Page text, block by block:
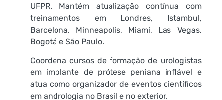
UFPR. Mantém atualização contínua com
treinamentos em Londres, Istambul,
Barcelona, Minneapolis, Miami, Las Vegas,
Bogotá e São Paulo.
Coordena cursos de formação de urologistas
em implante de prótese peniana inflável e
atua como organizador de eventos científicos
em andrologia no Brasil e no exterior.